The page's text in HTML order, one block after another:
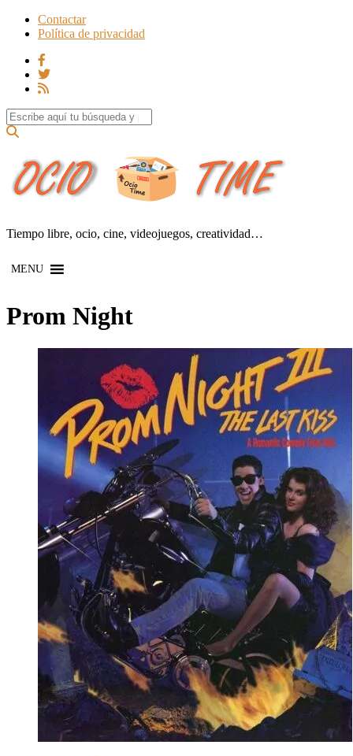
Contactar
Política de privacidad
Search for:
Tiempo libre, ocio, cine, videojuegos, creatividad…
MENU
Prom Night